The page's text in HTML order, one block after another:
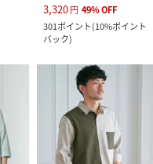
3,320円 49%OFF
301ポイント(10%ポイント
バック)